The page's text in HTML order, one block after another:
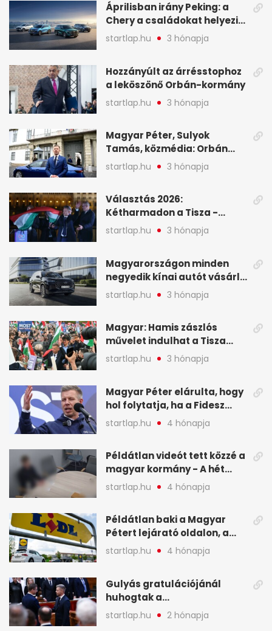
Áprilisban irány Peking: a
Chery a családokat helyezi
globális mobilitási
programja középpontjába
startlap.hu 3 hónapja
Hozzányúlt az árrésstophoz
a leköszönő Orbán-kormány
startlap.hu 3 hónapja
Magyar Péter, Sulyok
Tamás, közmédia: Orbán
Viktor április 13. óta hallgat,
közben pörögnek az
startlap.hu 3 hónapja
Választás 2026:
Kétharmadon a Tisza -
mutatjuk, hogyan alakulnak
a mandátumok
startlap.hu 3 hónapja
Magyarországon minden
negyedik kínai autót vásárló
a Chery mellett döntött (X)
startlap.hu 3 hónapja
Magyar: Hamis zászlós
művelet indulhat a Tisza
ellen a választás napján - A
hét legfontosabb eseményei
startlap.hu 3 hónapja
Magyar Péter elárulta, hogy
hol folytatja, ha a Fidesz
nyeri a választást - A hét
legfontosabb hírei
startlap.hu 4 hónapja
Példátlan videót tett közzé a
magyar kormány - A hét
legfontosabb hírei
képekben
startlap.hu 4 hónapja
Példátlan baki a Magyar
Pétert lejárató oldalon, a
Lidlnek azonnal lépnie
kellett - A hét legfontosabb
startlap.hu 4 hónapja
Gulyás gratulációjánál
huhogtak a
leghangosabban, miután
Magyart miniszterelnökké
startlap.hu 2 hónapja